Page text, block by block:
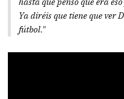
Ya diréis que tiene que ver
fútbol."